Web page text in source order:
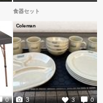
0
食器セット
Coleman
3 0
3